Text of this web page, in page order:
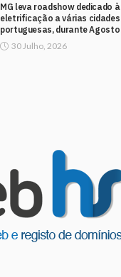
MG leva roadshow dedicado à
eletrificação a várias cidades
portuguesas, durante Agosto
30 Julho, 2026